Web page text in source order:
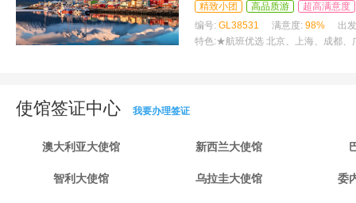
精致小团 高品质游
超高满意度
编号: GL38531 满意度: 98%
出
特色:★航班优选 北京、上海、成都
使馆签证中心 我要办理签证
澳大利亚大使馆 新西兰大使馆
智利大使馆 乌拉圭大使馆 委